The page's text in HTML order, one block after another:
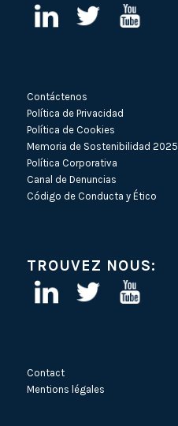
Contáctenos
Política de Privacidad
Política de Cookies
Memoria de Sostenibilidad 2025
Política Corporativa
Canal de Denuncias
Código de Conducta y Ético
TROUVEZ NOUS:
Contact
Mentions légales